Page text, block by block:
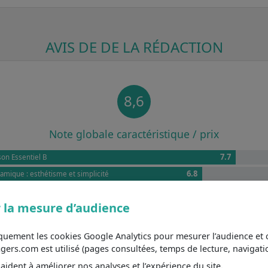
AVIS DE DE LA RÉDACTION
8,6
Note globale caractéristique / prix
Essentiel B 7.7
: esthétisme et simplicité 6.8
: accès direct et pratique
mesure d’audience
les cookies Google Analytics pour mesurer l’audience et
est utilisé (pages consultées, temps de lecture,
à améliorer nos analyses et l’expérience du site.